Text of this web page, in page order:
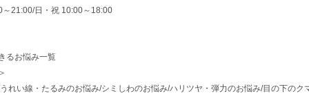
～21:00/日・祝 10:00～18:00
るお悩み一覧
れい線・たるみのお悩み/シミしわのお悩み/ハリツヤ・弾力のお悩み/目の下のク